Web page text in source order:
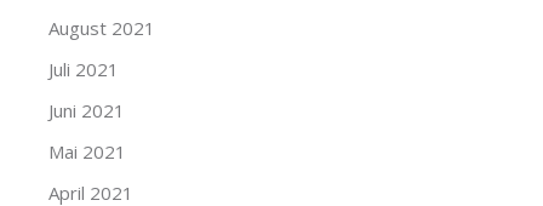
August 2021
Juli 2021
Juni 2021
Mai 2021
April 2021